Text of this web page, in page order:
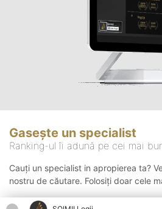
Gasește un specialist
Ranking-ul îi adună pe cei mai
Cauți un specialist in apropierea ta?
nostru de căutare. Folosiți doar cele